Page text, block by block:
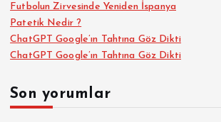
Futbolun Zirvesinde Yeniden İspanya
Patetik Nedir ?
ChatGPT Google’ın Tahtına Göz Dikti
ChatGPT Google’ın Tahtına Göz Dikti
Son yorumlar